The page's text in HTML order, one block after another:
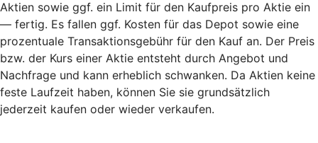
Aktien sowie ggf. ein Limit für den Kaufpreis pro Aktie ein
— fertig. Es fallen ggf. Kosten für das Depot sowie eine
prozentuale Transaktionsgebühr für den Kauf an. Der Preis
bzw. der Kurs einer Aktie entsteht durch Angebot und
Nachfrage und kann erheblich schwanken. Da Aktien keine
feste Laufzeit haben, können Sie sie grundsätzlich
jederzeit kaufen oder wieder verkaufen.